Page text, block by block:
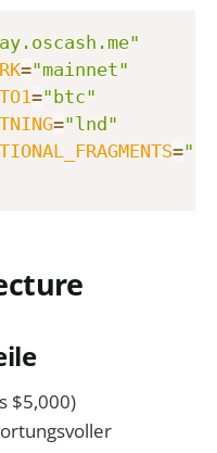
="mainnet"
="btc"
="lnd"
=
$5,000)